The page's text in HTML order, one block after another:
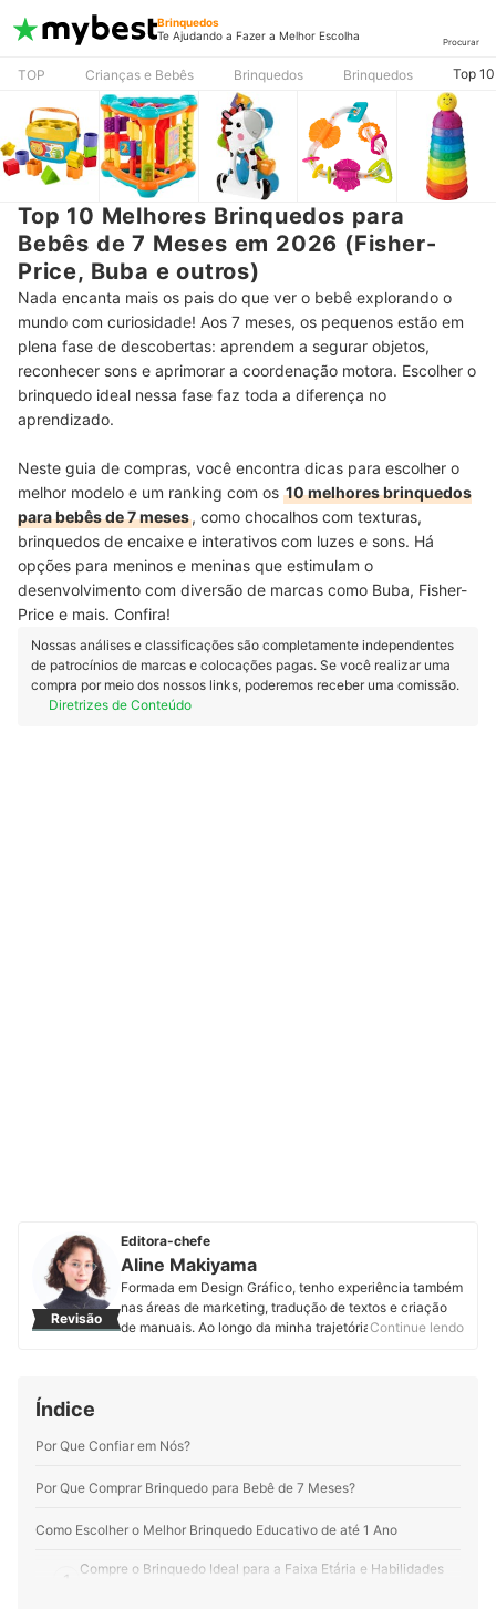
Brinquedos
Te Ajudando a Fazer a Melhor Escolha
Procurar
TOP Crianças e Bebês Brinquedos Brinquedos Top
Top 10 Melhores Brinquedos para
Bebês de 7 Meses em 2026 (Fisher-
Price, Buba e outros)
Nada encanta mais os pais do que ver o bebê explorando o
mundo com curiosidade! Aos 7 meses, os pequenos estão em
plena fase de descobertas: aprendem a segurar objetos,
reconhecer sons e aprimorar a coordenação motora. Escolher o
brinquedo ideal nessa fase faz toda a diferença no
aprendizado.
Neste guia de compras, você encontra dicas para escolher o
melhor modelo e um ranking com os 10 melhores brinquedos
para bebês de 7 meses, como chocalhos com texturas,
brinquedos de encaixe e interativos com luzes e sons. Há
opções para meninos e meninas que estimulam o
desenvolvimento com diversão de marcas como Buba, Fisher-
Price e mais. Confira!
Nossas análises e classificações são completamente independentes
de patrocínios de marcas e colocações pagas. Se você realizar uma
compra por meio dos nossos links, poderemos receber uma comissão.
Diretrizes de Conteúdo
Revisão
Editora-chefe
Aline Makiyama
Formada em Design Gráfico, tenho experiência também
nas áreas de marketing, tradução de textos e criação
de manuais. Ao longo da minha trajetória, aprimorei um
de alta qualidade para os leitores.
Continue lendo
Índice
Por Que Confiar em Nós?
Por Que Comprar Brinquedo para Bebê de 7 Meses?
Como Escolher o Melhor Brinquedo Educativo de até 1 Ano
1
Compre o Brinquedo Ideal para a Faixa Etária e Habilidades